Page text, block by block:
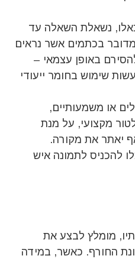
נשאלת השאלה עד
בכתמים אשר נראים
באופן עצמאי –
שימוש בחומר ייעודי
או משמעותיים,
מקצועי, על מנת
יאתר את מקורה.
להכניס לתמונה איש
מומלץ לבצע את
החורף. כאשר, במידה